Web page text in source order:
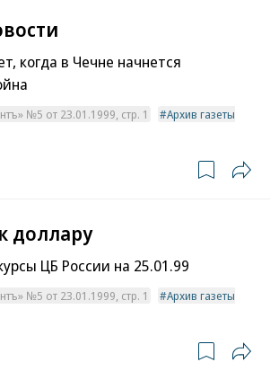
когда в Чечне начнется
№5 от 23.01.1999, стр. 1
Архив газеты
доллару
ЦБ России на 25.01.99
№5 от 23.01.1999, стр. 1
Архив газеты